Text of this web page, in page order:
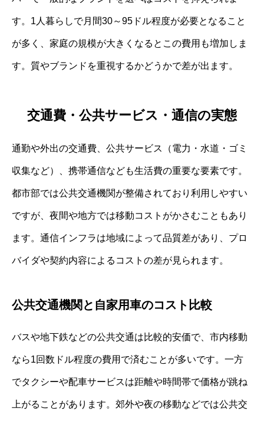
す。1人暮らしで月間30～95ドル程度が必要となること
が多く、家庭の規模が大きくなるとこの費用も増加しま
す。質やブランドを重視するかどうかで差が出ます。
交通費・公共サービス・通信の実態
通勤や外出の交通費、公共サービス（電力・水道・ゴミ
収集など）、携帯通信なども生活費の重要な要素です。
都市部では公共交通機関が整備されており利用しやすい
ですが、夜間や地方では移動コストがかさむこともあり
ます。通信インフラは地域によって品質差があり、プロ
バイダや契約内容によるコストの差が見られます。
公共交通機関と自家用車のコスト比較
バスや地下鉄などの公共交通は比較的安価で、市内移動
なら1回数ドル程度の費用で済むことが多いです。一方
でタクシーや配車サービスは距離や時間帯で価格が跳ね
上がることがあります。郊外や夜の移動などでは公共交